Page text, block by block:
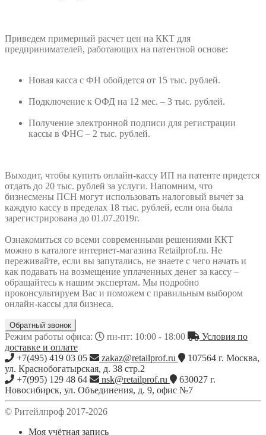
Приведем примерный расчет цен на ККТ для
предпринимателей, работающих на патентной основе:
Новая касса с ФН обойдется от 15 тыс. рублей.
Подключение к ОФД на 12 мес. – 3 тыс. рублей.
Получение электронной подписи для регистрации
кассы в ФНС – 2 тыс. рублей.
Выходит, чтобы купить онлайн-кассу ИП на патенте придется
отдать до 20 тыс. рублей за услуги. Напомним, что
бизнесмены ПСН могут использовать налоговый вычет за
каждую кассу в пределах 18 тыс. рублей, если она была
зарегистрирована до 01.07.2019г.
Ознакомиться со всеми современными решениями ККТ
можно в каталоге интернет-магазина Retailprof.ru. Не
переживайте, если вы запутались, не знаете с чего начать и
как подавать на возмещение уплаченных денег за кассу –
обращайтесь к нашим экспертам. Мы подробно
проконсультируем Вас и поможем с правильным выбором
онлайн-кассы для бизнеса.
Обратный звонок
Режим работы офиса: пн-пт: 10:00 - 18:00
Условия по
доставке и оплате
+7(495) 419 03 05
zakaz@retailprof.ru 107564 г. Москва,
ул. Краснобогатырская, д. 38 стр.2
+7(995) 129 48 64
nsk@retailprof.ru 630027 г.
Новосибирск, ул. Объединения, д. 9, офис №7
© Ритейлпроф 2017-2026
Моя учётная запись